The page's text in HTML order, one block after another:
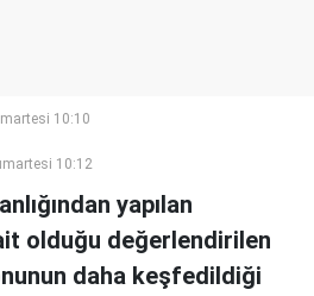
10:10
10:12
yapılan
olduğu değerlendirilen
daha keşfedildiği